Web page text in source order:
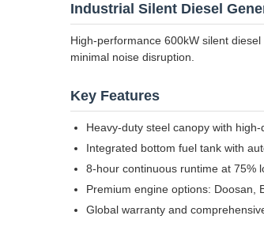
Industrial Silent Diesel
High-performance 600kW silent
minimal noise disruption.
Key Features
Heavy-duty steel canopy with
Integrated bottom fuel tank with
8-hour continuous runtime at 75%
Premium engine options: Doosan,
Global warranty and